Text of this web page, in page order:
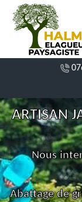
ARTISAN
Nous
Abattage de